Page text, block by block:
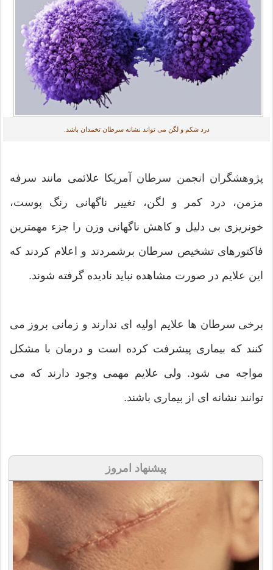
درد شکم و لگن می تواند نشانه سرطان تخمدان باشد.
پژوهشگران انجمن سرطان آمریکا علائمی مانند سرفه
مزمن، درد کمر و لگن، تغییر ناگهانی رنگ پوست،
خونریزی بی دلیل و کاهش ناگهانی وزن را جزء مهمترین
فاکتورهای تشخیص سرطان برشمردند و اعلام کردند که
این علایم در صورت مشاهده نباید نادیده گرفته شوند.
برخی سرطان ها علایم اولیه ای ندارند و زمانی بروز می
کنند که بیماری پیشرفت کرده است و درمان با مشکل
مواجه می شود. ولی علایم مهمی وجود دارند که می
توانند نشانه ای از بیماری باشند.
پیشنهاد امروز